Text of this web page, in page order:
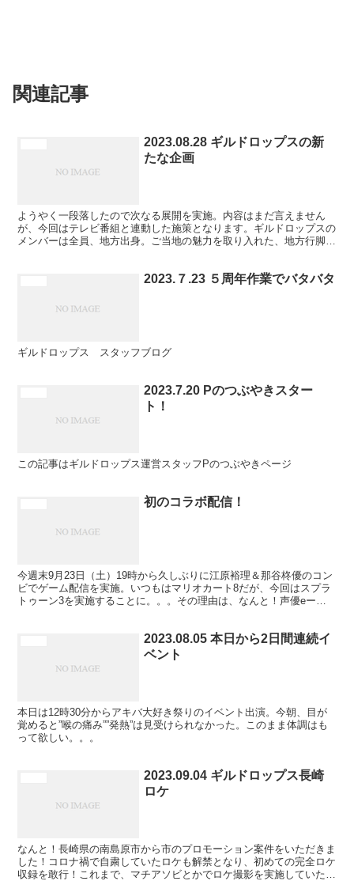
関連記事
2023.08.28 ギルドロップスの新
たな企画
ようやく一段落したので次なる展開を実施。内容はまだ言えません
が、今回はテレビ番組と連動した施策となります。ギルドロップスの
メンバーは全員、地方出身。ご当地の魅力を取り入れた、地方行脚企
2023.７.23 ５周年作業でバタバタ
ギルドロップス スタッフブログ
2023.7.20 Pのつぶやきスター
ト！
この記事はギルドロップス運営スタッフPのつぶやきページ
初のコラボ配信！
今週末9月23日（土）19時から久しぶりに江原裕理＆那谷柊優のコン
ビでゲーム配信を実施。いつもはマリオカート8だが、今回はスプラ
トゥーン3を実施することに。。。その理由は、なんと！声優eー
2023.08.05 本日から2日間連続イ
ベント
本日は12時30分からアキバ大好き祭りのイベント出演。今朝、目が
覚めると”喉の痛み””発熱”は見受けられなかった。このまま体調はも
って欲しい。。。
2023.09.04 ギルドロップス長崎
ロケ
なんと！長崎県の南島原市から市のプロモーション案件をいただきま
した！コロナ禍で自粛していたロケも解禁となり、初めての完全ロケ
収録を敢行！これまで、マチアソビとかでロケ撮影を実施していた